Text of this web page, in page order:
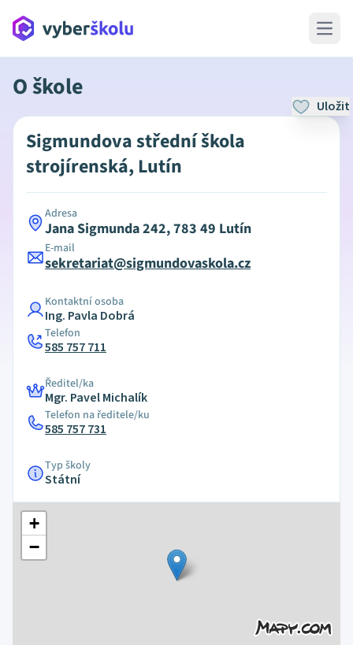
Open
O škole
Uložit
Sigmundova střední škola
strojírenská, Lutín
Adresa
Jana Sigmunda 242, 783 49 Lutín
E-mail
sekretariat@sigmundovaskola.cz
Kontaktní osoba
Ing. Pavla Dobrá
Telefon
585 757 711
Ředitel/ka
Mgr. Pavel Michalík
Telefon na ředitele/ku
585 757 731
Typ školy
Státní
+
−